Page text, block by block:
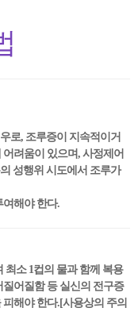
로, 조루증이 지속적이거
려움이 있으며, 사정제어
성행위 시도에서 조루가
여해야 한다.
최소 1컵의 물과 함께 복용
어질함 등 실신의 전구증
해야 한다.[사용상의 주의